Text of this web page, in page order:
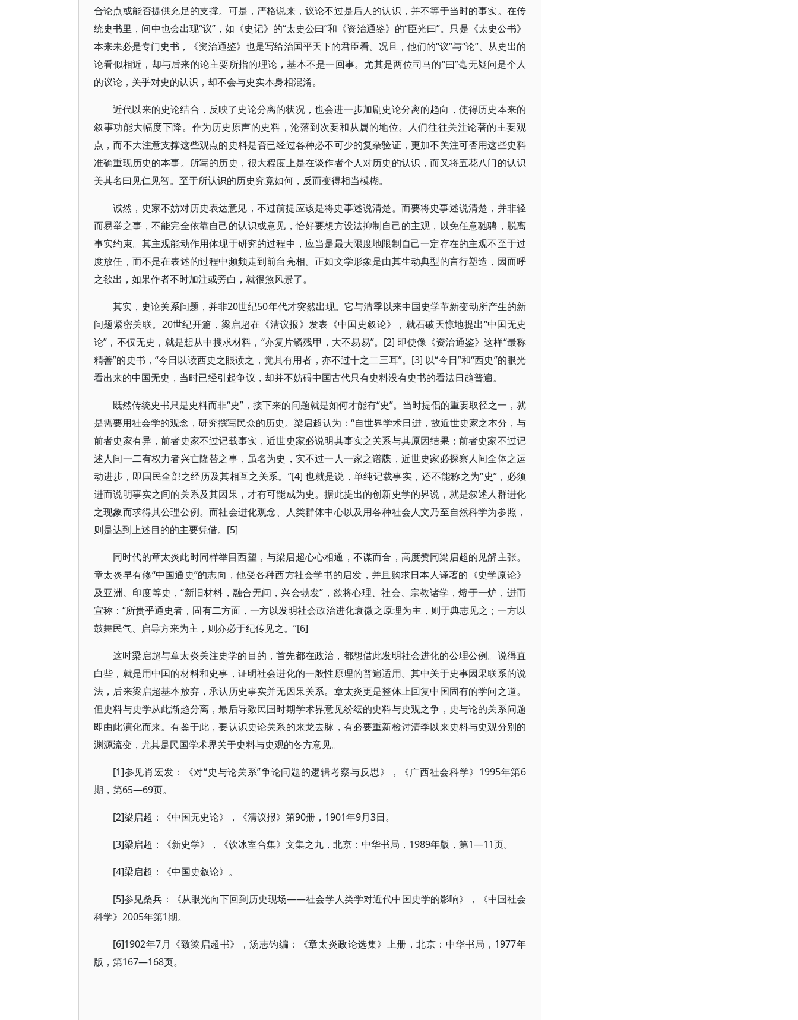
合论点或能否提供充足的支撑。可是，严格说来，议论不过是后人的认识，并不等于当时的事实。在传
统史书里，间中也会出现“议”，如《史记》的“太史公曰”和《资治通鉴》的“臣光曰”。只是《太史公书》
本来未必是专门史书，《资治通鉴》也是写给治国平天下的君臣看。况且，他们的“议”与“论”、从史出的
论看似相近，却与后来的论主要所指的理论，基本不是一回事。尤其是两位司马的“曰”毫无疑问是个人
的议论，关乎对史的认识，却不会与史实本身相混淆。
近代以来的史论结合，反映了史论分离的状况，也会进一步加剧史论分离的趋向，使得历史本来的
叙事功能大幅度下降。作为历史原声的史料，沦落到次要和从属的地位。人们往往关注论著的主要观
点，而不大注意支撑这些观点的史料是否已经过各种必不可少的复杂验证，更加不关注可否用这些史料
准确重现历史的本事。所写的历史，很大程度上是在谈作者个人对历史的认识，而又将五花八门的认识
美其名曰见仁见智。至于所认识的历史究竟如何，反而变得相当模糊。
诚然，史家不妨对历史表达意见，不过前提应该是将史事述说清楚。而要将史事述说清楚，并非轻
而易举之事，不能完全依靠自己的认识或意见，恰好要想方设法抑制自己的主观，以免任意驰骋，脱离
事实约束。其主观能动作用体现于研究的过程中，应当是最大限度地限制自己一定存在的主观不至于过
度放任，而不是在表述的过程中频频走到前台亮相。正如文学形象是由其生动典型的言行塑造，因而呼
之欲出，如果作者不时加注或旁白，就很煞风景了。
其实，史论关系问题，并非20世纪50年代才突然出现。它与清季以来中国史学革新变动所产生的新
问题紧密关联。20世纪开篇，梁启超在《清议报》发表《中国史叙论》，就石破天惊地提出“中国无史
论”，不仅无史，就是想从中搜求材料，“亦复片鳞残甲，大不易易”。[2] 即使像《资治通鉴》这样“最称
精善”的史书，“今日以读西史之眼读之，觉其有用者，亦不过十之二三耳”。[3] 以“今日”和“西史”的眼光
看出来的中国无史，当时已经引起争议，却并不妨碍中国古代只有史料没有史书的看法日趋普遍。
既然传统史书只是史料而非“史”，接下来的问题就是如何才能有“史”。当时提倡的重要取径之一，就
是需要用社会学的观念，研究撰写民众的历史。梁启超认为：“自世界学术日进，故近世史家之本分，与
前者史家有异，前者史家不过记载事实，近世史家必说明其事实之关系与其原因结果；前者史家不过记
述人间一二有权力者兴亡隆替之事，虽名为史，实不过一人一家之谱牒，近世史家必探察人间全体之运
动进步，即国民全部之经历及其相互之关系。”[4] 也就是说，单纯记载事实，还不能称之为“史”，必须
进而说明事实之间的关系及其因果，才有可能成为史。据此提出的创新史学的界说，就是叙述人群进化
之现象而求得其公理公例。而社会进化观念、人类群体中心以及用各种社会人文乃至自然科学为参照，
则是达到上述目的的主要凭借。[5]
同时代的章太炎此时同样举目西望，与梁启超心心相通，不谋而合，高度赞同梁启超的见解主张。
章太炎早有修“中国通史”的志向，他受各种西方社会学书的启发，并且购求日本人译著的《史学原论》
及亚洲、印度等史，“新旧材料，融合无间，兴会勃发”，欲将心理、社会、宗教诸学，熔于一炉，进而
宣称：“所贵乎通史者，固有二方面，一方以发明社会政治进化衰微之原理为主，则于典志见之；一方以
鼓舞民气、启导方来为主，则亦必于纪传见之。”[6]
这时梁启超与章太炎关注史学的目的，首先都在政治，都想借此发明社会进化的公理公例。说得直
白些，就是用中国的材料和史事，证明社会进化的一般性原理的普遍适用。其中关于史事因果联系的说
法，后来梁启超基本放弃，承认历史事实并无因果关系。章太炎更是整体上回复中国固有的学问之道。
但史料与史学从此渐趋分离，最后导致民国时期学术界意见纷纭的史料与史观之争，史与论的关系问题
即由此演化而来。有鉴于此，要认识史论关系的来龙去脉，有必要重新检讨清季以来史料与史观分别的
渊源流变，尤其是民国学术界关于史料与史观的各方意见。
[1]参见肖宏发：《对“史与论关系”争论问题的逻辑考察与反思》，《广西社会科学》1995年第6
期，第65—69页。
[2]梁启超：《中国无史论》，《清议报》第90册，1901年9月3日。
[3]梁启超：《新史学》，《饮冰室合集》文集之九，北京：中华书局，1989年版，第1—11页。
[4]梁启超：《中国史叙论》。
[5]参见桑兵：《从眼光向下回到历史现场——社会学人类学对近代中国史学的影响》，《中国社会
科学》2005年第1期。
[6]1902年7月《致梁启超书》，汤志钧编：《章太炎政论选集》上册，北京：中华书局，1977年
版，第167—168页。